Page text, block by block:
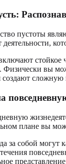
пустоты
деятельности,
стойкое
Физически вы
создают сложную
плане вы
за собой могут